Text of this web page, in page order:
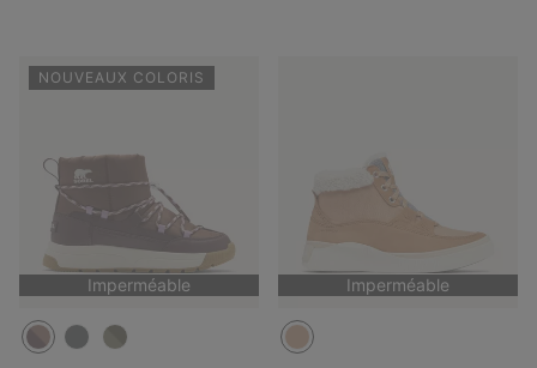
NOUVEAUX COLORIS
Imperméable Imperméable